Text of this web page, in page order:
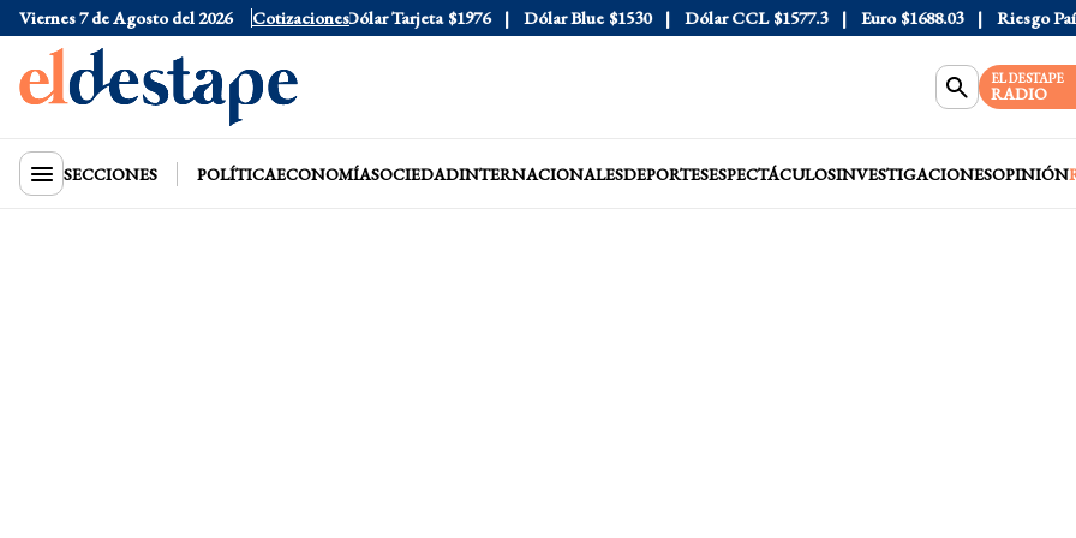
Viernes 7 de Agosto del 2026 Cotizaciones
Dólar Oficial $1520 Dólar Tarjeta $1976 Dólar Blue $1530 Dólar CCL $1577.3 Euro $1688.03 Riesgo País
EL DESTAPE
RADIO
SECCIONES POLÍTICAECONOMÍASOCIEDADINTERNACIONALESDEPORTESESPECTÁCULOSINVESTIGACIONESOPINIÓN